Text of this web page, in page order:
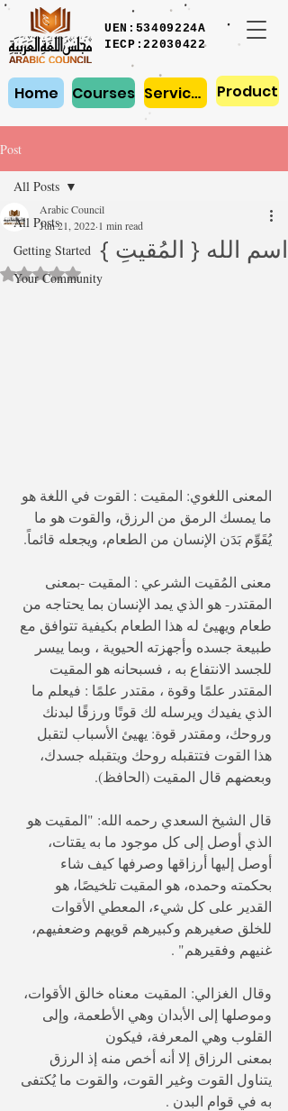
Home Courses Services Product
UEN:53409224A
IECP:22030422
Post
All Posts
Getting Started
Your Community
All Posts
اسم الله { المُقيتِ }
Arabic Council
Jun 21, 2022 1 min read
Rated NaN out of 5 stars.
المعنى اللغوي: المقيت : القوت في اللغة هو
ما يمسك الرمق من الرزق، والقوت هو ما
يُقَوِّم بَدَن الإنسان من الطعام، ويجعله قائماً.
معنى المُقيت الشرعي : المقيت -بمعنى
المقتدر- هو الذي يمد الإنسان بما يحتاجه من
طعام ويهيئ له هذا الطعام بكيفية تتوافق مع
طبيعة جسده وأجهزته الحيوية ، وبما ييسر
للجسد الانتفاع به ، فسبحانه هو المقيت
المقتدر علمًا وقوة ، مقتدر علمًا : فيعلم ما
الذي يفيدك ويرسله لك قوتًا ورزقًا لبدنك
وروحك، ومقتدر قوة: يهيئ الأسباب لتقبل
هذا القوت فتتقبله روحك ويتقبله جسدك،
وبعضهم قال المقيت (الحافظ).
قال الشيخ السعدي رحمه الله: "المقيت هو
الذي أوصل إلى كل موجود ما به يقتات،
أوصل إليها أرزاقها وصرفها كيف شاء
بحكمته وحمده، هو المقيت تلخيصًا، هو
القدير على كل شيء، المعطي الأقوات
للخلق صغيرهم وكبيرهم قويهم وضعفيهم،
غنيهم وفقيرهم" .
وقال الغزالي: المقيت معناه خالق الأقوات،
وموصلها إلى الأبدان وهي الأطعمة، وإلى
القلوب وهي المعرفة، فيكون
بمعنى الرزاق إلا أنه أخص منه إذ الرزق
يتناول القوت وغير القوت، والقوت ما يُكتفى
به في قوام البدن .